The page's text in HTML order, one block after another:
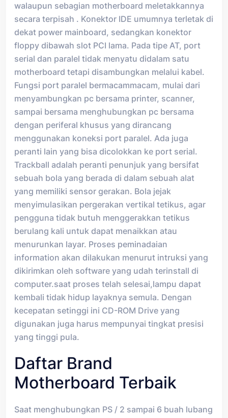
walaupun sebagian motherboard meletakkannya
secara terpisah . Konektor IDE umumnya terletak di
dekat power mainboard, sedangkan konektor
floppy dibawah slot PCI lama. Pada tipe AT, port
serial dan paralel tidak menyatu didalam satu
motherboard tetapi disambungkan melalui kabel.
Fungsi port paralel bermacammacam, mulai dari
menyambungkan pc bersama printer, scanner,
sampai bersama menghubungkan pc bersama
dengan periferal khusus yang dirancang
menggunakan koneksi port paralel. Ada juga
peranti lain yang bisa dicolokkan ke port serial.
Trackball adalah peranti penunjuk yang bersifat
sebuah bola yang berada di dalam sebuah alat
yang memiliki sensor gerakan. Bola jejak
menyimulasikan pergerakan vertikal tetikus, agar
pengguna tidak butuh menggerakkan tetikus
berulang kali untuk dapat menaikkan atau
menurunkan layar. Proses peminadaian
information akan dilakukan menurut intruksi yang
dikirimkan oleh software yang udah terinstall di
computer.saat proses telah selesai,lampu dapat
kembali tidak hidup layaknya semula. Dengan
kecepatan setinggi ini CD-ROM Drive yang
digunakan juga harus mempunyai tingkat presisi
yang tinggi pula.
Daftar Brand
Motherboard Terbaik
Saat menghubungkan PS / 2 sampai 6 buah lubang